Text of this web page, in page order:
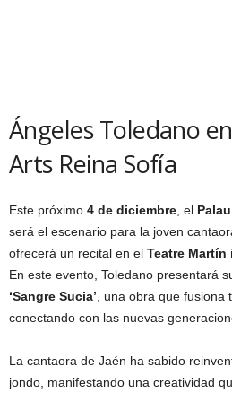
Ángeles Toledano
Arts Reina Sofía
Este próximo 4 de diciembre , el
será el escenario para la joven
ofrecerá un recital en el Teatre Martín
En este evento, Toledano presentará
‘Sangre Sucia’ , una obra que fusiona
conectando con las nuevas
La cantaora de Jaén ha sabido
jondo, manifestando una creatividad